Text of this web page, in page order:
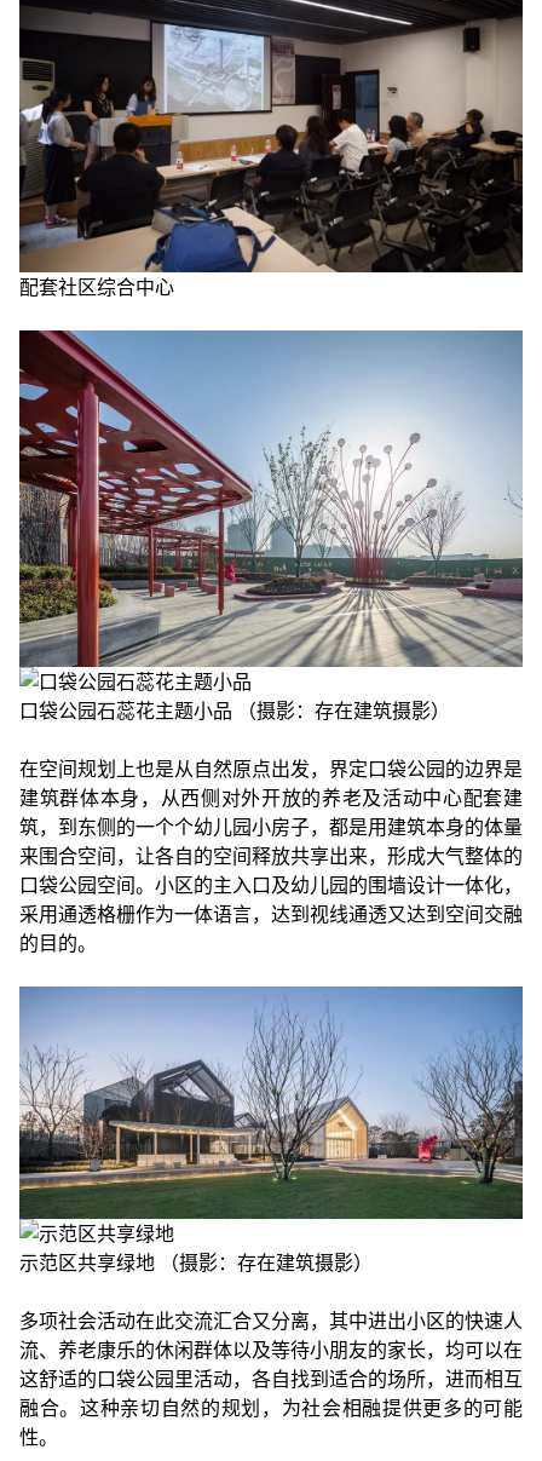
配套社区综合中心
口袋公园石蕊花主题小品 （摄影：存在建筑摄影）
在空间规划上也是从自然原点出发，界定口袋公园的边界是
建筑群体本身，从西侧对外开放的养老及活动中心配套建
筑，到东侧的一个个幼儿园小房子，都是用建筑本身的体量
来围合空间，让各自的空间释放共享出来，形成大气整体的
口袋公园空间。小区的主入口及幼儿园的围墙设计一体化，
采用通透格栅作为一体语言，达到视线通透又达到空间交融
的目的。
示范区共享绿地 （摄影：存在建筑摄影）
多项社会活动在此交流汇合又分离，其中进出小区的快速人
流、养老康乐的休闲群体以及等待小朋友的家长，均可以在
这舒适的口袋公园里活动，各自找到适合的场所，进而相互
融合。这种亲切自然的规划，为社会相融提供更多的可能
性。